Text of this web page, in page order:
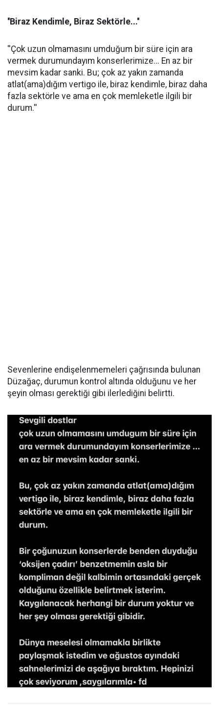
''Biraz Kendimle, Biraz Sektörle...''
''Çok uzun olmamasını umduğum bir süre için ara
vermek durumundayım konserlerimize... En az bir
mevsim kadar sanki. Bu; çok az yakın zamanda
atlat(ama)dığım vertigo ile, biraz kendimle, biraz daha
fazla sektörle ve ama en çok memleketle ilgili bir
durum.''
Sevenlerine endişelenmemeleri çağrısında bulunan
Düzağaç, durumun kontrol altında olduğunu ve her
şeyin olması gerektiği gibi ilerlediğini belirtti.